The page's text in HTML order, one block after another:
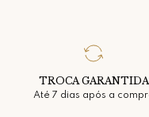
TROCA GARANTIDA
Até 7 dias após a